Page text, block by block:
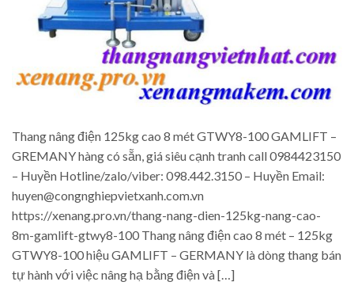
Thang nâng điện 125kg cao 8 mét GTWY8-100 GAMLIFT –
GREMANY hàng có sẵn, giá siêu cạnh tranh call 0984423150
– Huyền Hotline/zalo/viber: 098.442.3150 – Huyền Email:
huyen@congnghiepvietxanh.com.vn
https://xenang.pro.vn/thang-nang-dien-125kg-nang-cao-
8m-gamlift-gtwy8-100 Thang nâng điện cao 8 mét – 125kg
GTWY8-100 hiệu GAMLIFT – GERMANY là dòng thang bán
tự hành với việc nâng hạ bằng điện và […]